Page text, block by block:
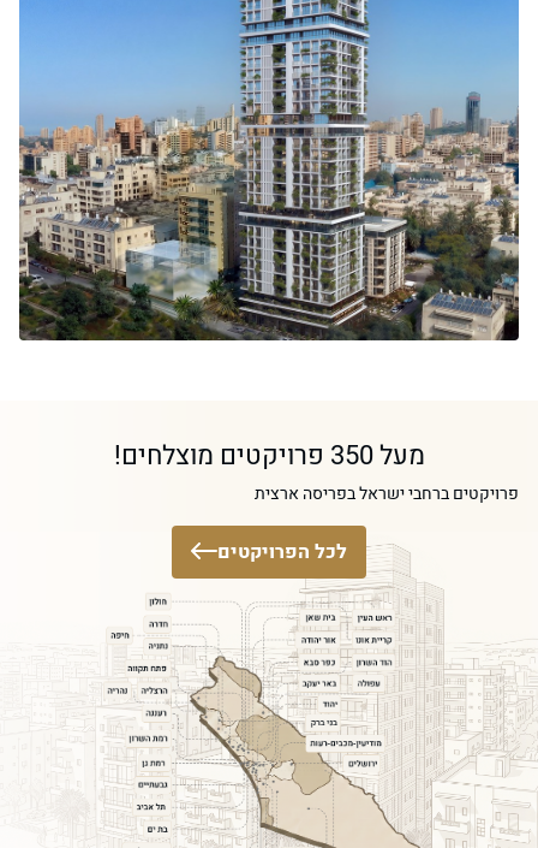
מעל 350 פרויקטים מוצלחים!
פרויקטים ברחבי ישראל בפריסה ארצית
לכל הפרויקטים